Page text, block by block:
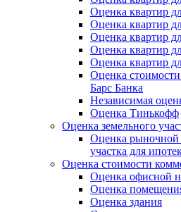
Оценка квартир
Оценка квартир
Оценка квартир
Оценка квартир
Оценка квартир
Оценка
Барс Банка
Независимая
Оценка Тинькофф
Оценка земельного
Оценка рыночной
участка для
Оценка стоимости
Оценка офисной
Оценка
Оценка здания